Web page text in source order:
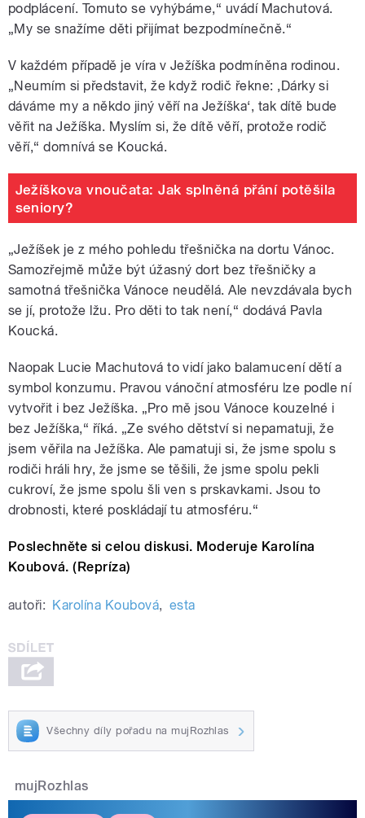
podplácení. Tomuto se vyhýbáme,“ uvádí Machutová.
„My se snažíme děti přijímat bezpodmínečně.“
V každém případě je víra v Ježíška podmíněna rodinou.
„Neumím si představit, že když rodič řekne: ‚Dárky si
dáváme my a někdo jiný věří na Ježíška‘, tak dítě bude
věřit na Ježíška. Myslím si, že dítě věří, protože rodič
věří,“ domnívá se Koucká.
Ježíškova vnoučata: Jak splněná přání potěšila
seniory?
„Ježíšek je z mého pohledu třešnička na dortu Vánoc.
Samozřejmě může být úžasný dort bez třešničky a
samotná třešnička Vánoce neudělá. Ale nevzdávala bych
se jí, protože lžu. Pro děti to tak není,“ dodává Pavla
Koucká.
Naopak Lucie Machutová to vidí jako balamucení dětí a
symbol konzumu. Pravou vánoční atmosféru lze podle ní
vytvořit i bez Ježíška. „Pro mě jsou Vánoce kouzelné i
bez Ježíška,“ říká. „Ze svého dětství si nepamatuji, že
jsem věřila na Ježíška. Ale pamatuji si, že jsme spolu s
rodiči hráli hry, že jsme se těšili, že jsme spolu pekli
cukroví, že jsme spolu šli ven s prskavkami. Jsou to
drobnosti, které poskládají tu atmosféru.“
Poslechněte si celou diskusi. Moderuje Karolína
Koubová. (Repríza)
autoři: Karolína Koubová, esta
Všechny díly pořadu na mujRozhlas
mujRozhlas